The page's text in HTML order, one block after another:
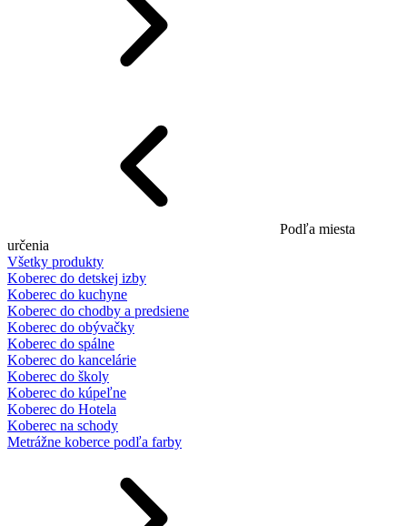
Podľa miesta
určenia
Všetky produkty
Koberec do detskej izby
Koberec do kuchyne
Koberec do chodby a predsiene
Koberec do obývačky
Koberec do spálne
Koberec do kancelárie
Koberec do školy
Koberec do kúpeľne
Koberec do Hotela
Koberec na schody
Metrážne koberce podľa farby